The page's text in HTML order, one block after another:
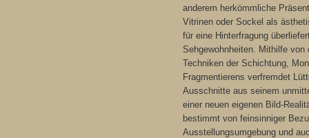
anderem herkömmliche
Vitrinen oder Sockel als
für eine Hinterfragung
Sehgewohnheiten. Mithilfe von
Techniken der Schichtung,
Fragmentierens verfremdet
Ausschnitte aus seinem
einer neuen eigenen Bild-
bestimmt von feinsinniger
Ausstellungsumgebung und